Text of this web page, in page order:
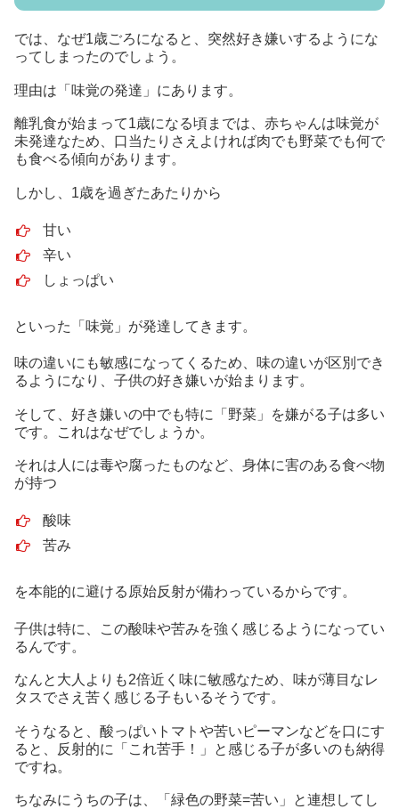
では、なぜ1歳ごろになると、突然好き嫌いするようにな
ってしまったのでしょう。
理由は「味覚の発達」にあります。
離乳食が始まって1歳になる頃までは、赤ちゃんは味覚が
未発達なため、口当たりさえよければ肉でも野菜でも何で
も食べる傾向があります。
しかし、1歳を過ぎたあたりから
甘い
辛い
しょっぱい
といった「味覚」が発達してきます。
味の違いにも敏感になってくるため、味の違いが区別でき
るようになり、子供の好き嫌いが始まります。
そして、好き嫌いの中でも特に「野菜」を嫌がる子は多い
です。これはなぜでしょうか。
それは人には毒や腐ったものなど、身体に害のある食べ物
が持つ
酸味
苦み
を本能的に避ける原始反射が備わっているからです。
子供は特に、この酸味や苦みを強く感じるようになってい
るんです。
なんと大人よりも2倍近く味に敏感なため、味が薄目なレ
タスでさえ苦く感じる子もいるそうです。
そうなると、酸っぱいトマトや苦いピーマンなどを口にす
ると、反射的に「これ苦手！」と感じる子が多いのも納得
ですね。
ちなみにうちの子は、「緑色の野菜=苦い」と連想してし